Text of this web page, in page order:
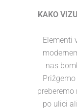
KAKO
Elementi
nas
po ulici